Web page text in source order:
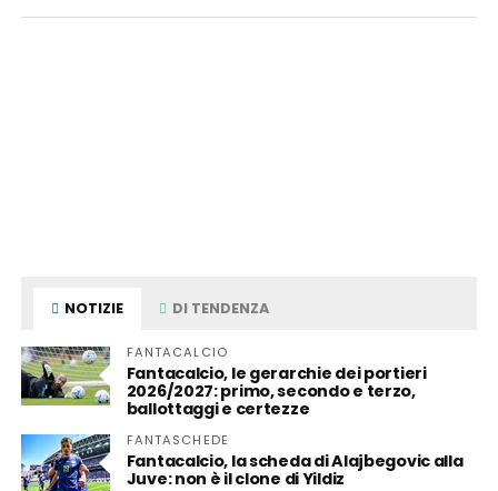
NOTIZIE DI TENDENZA
FANTACALCIO
Fantacalcio, le gerarchie dei portieri
2026/2027: primo, secondo e terzo,
ballottaggi e certezze
FANTASCHEDE
Fantacalcio, la scheda di Alajbegovic alla
Juve: non è il clone di Yildiz